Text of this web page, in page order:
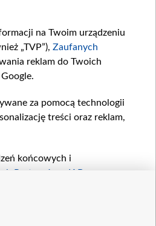
Jak za starych, dobrych...
na Twoim urządzeniu
„TVP”), Zaufanych
reklam do Twoich
za pomocą technologii
treści oraz reklam,
końcowych i
Partnerów z IAB
podstawowych reklam,
treści, pomiaru